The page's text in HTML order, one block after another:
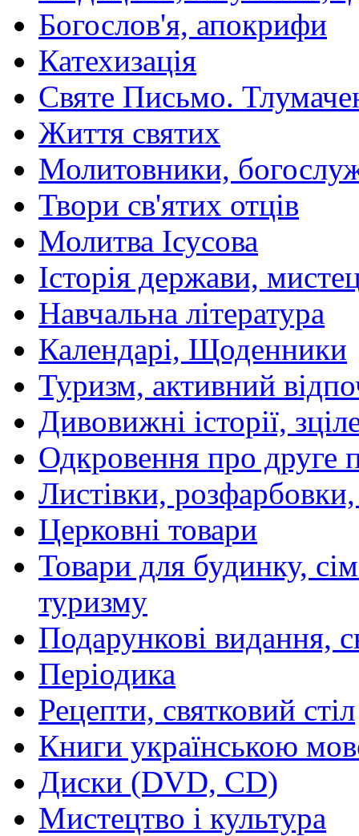
Богослов'я, апокрифи
Катехизація
Святе Письмо.
Життя святих
Молитовники,
Твори св'ятих отців
Молитва Ісусова
Історія держави,
Навчальна література
Календарі, Щоденники
Туризм, активний
Дивовижні історії,
Одкровення про друге
Листівки,
Церковні товари
Товари для будинку,
туризму
Подарункові видання,
Періодика
Рецепти, святковий стіл
Книги українською
Диски (DVD, CD)
Мистецтво і культура